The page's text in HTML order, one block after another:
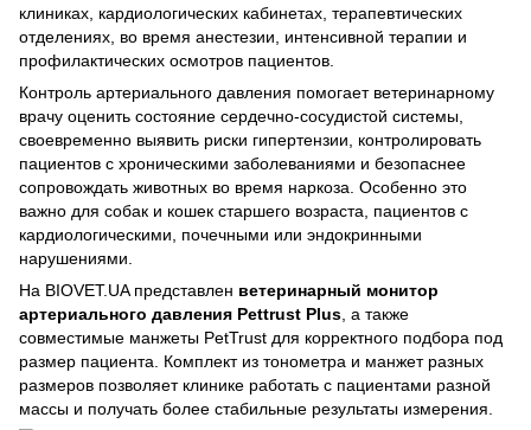
клиниках, кардиологических кабинетах, терапевтических
отделениях, во время анестезии, интенсивной терапии и
профилактических осмотров пациентов.
Контроль артериального давления помогает ветеринарному
врачу оценить состояние сердечно-сосудистой системы,
своевременно выявить риски гипертензии, контролировать
пациентов с хроническими заболеваниями и безопаснее
сопровождать животных во время наркоза. Особенно это
важно для собак и кошек старшего возраста, пациентов с
кардиологическими, почечными или эндокринными
нарушениями.
На BIOVET.UA представлен ветеринарный монитор
артериального давления Pettrust Plus , а также
совместимые манжеты PetTrust для корректного подбора под
размер пациента. Комплект из тонометра и манжет разных
размеров позволяет клинике работать с пациентами разной
массы и получать более стабильные результаты измерения.